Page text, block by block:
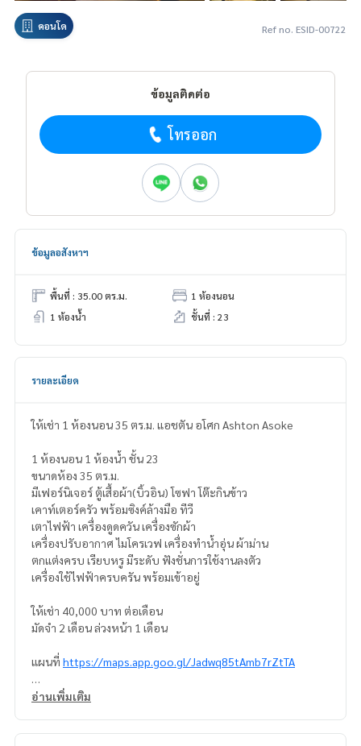
คอนโด Ref no. ESID-00722
ข้อมูลติดต่อ
โทรออก
ข้อมูลอสังหาฯ
พื้นที่ : 35.00 ตร.ม.
1 ห้องนอน
1 ห้องน้ำ
ชั้นที่ : 23
รายละเอียด
ให้เช่า 1 ห้องนอน 35 ตร.ม. แอชตัน อโศก Ashton Asoke
1 ห้องนอน 1 ห้องน้ำ ชั้น 23
ขนาดห้อง 35 ตร.ม.
มีเฟอร์นิเจอร์ ตู้เสื้อผ้า(บิ้วอิน) โซฟา โต๊ะกินข้าว
เคาท์เตอร์ครัว พร้อมซิงค์ล้างมือ ทีวี
เตาไฟฟ้า เครื่องดูดควัน เครื่องซักผ้า
เครื่องปรับอากาศ ไมโครเวฟ เครื่องทำน้ำอุ่น ผ้าม่าน
ตกแต่งครบ เรียบหรู มีระดับ ฟังชั่นการใช้งานลงตัว
เครื่องใช้ไฟฟ้าครบครัน พร้อมเข้าอยู่
ให้เช่า 40,000 บาท ต่อเดือน
มัดจำ 2 เดือน ล่วงหน้า 1 เดือน
แผนที่ https://maps.app.goo.gl/Jadwq85tAmb7rZtTA
======================
อ่านเพิ่มเติม